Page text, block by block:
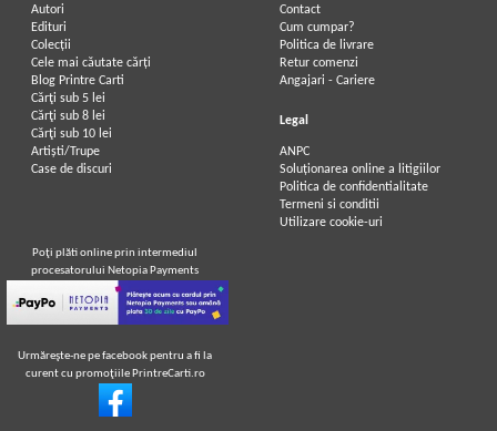
Autori
Edituri
Colecții
Cele mai căutate cărți
Blog Printre Carti
Cărţi sub 5 lei
Cărţi sub 8 lei
Cărţi sub 10 lei
Artiști/Trupe
Case de discuri
Contact
Cum cumpar?
Politica de livrare
Retur comenzi
Angajari - Cariere
Legal
ANPC
Soluționarea online a litigiilor
Politica de confidentialitate
Termeni si conditii
Utilizare cookie-uri
Poţi plăti online prin intermediul
procesatorului Netopia Payments
Urmăreşte-ne pe facebook pentru a fi la
curent cu promoţiile PrintreCarti.ro